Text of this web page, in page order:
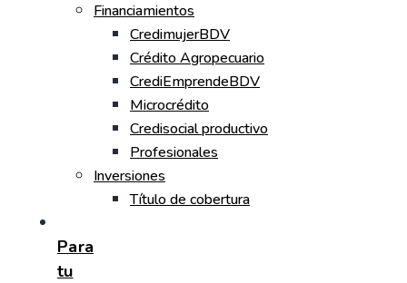
Financiamientos
CredimujerBDV
Crédito Agropecuario
CrediEmprendeBDV
Microcrédito
Credisocial productivo
Profesionales
Inversiones
Título de cobertura
Para
tu